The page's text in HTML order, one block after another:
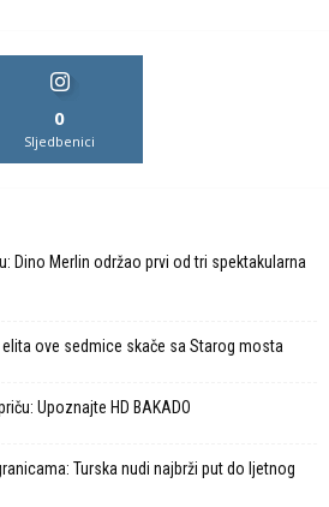
0
Sljedbenici
Dino Merlin održao prvi od tri spektakularna
elita ove sedmice skače sa Starog mosta
Upoznajte HD BAKADO
Turska nudi najbrži put do ljetnog